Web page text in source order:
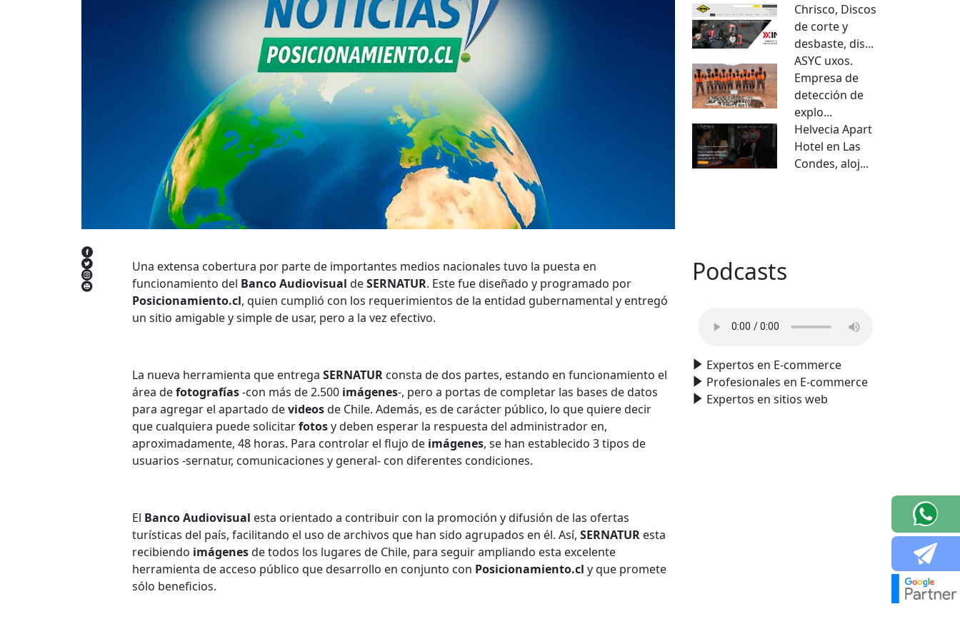
Una extensa cobertura por parte de importantes medios nacionales tuvo la puesta en
funcionamiento del Banco Audiovisual deSERNATUR. Este fue diseñado y programado por
Posicionamiento.cl, quien cumplió con los requerimientos de la entidad gubernamental y entregó
un sitio amigable y simple de usar, pero a la vez efectivo.
La nueva herramienta que entregaSERNATUR consta de dos partes, estando en funcionamiento el
área defotografías-con más de 2.500 imágenes-, pero a portas de completar las bases de datos
para agregar el apartado devideosde Chile. Además, es de carácter público, lo que quiere decir
que cualquiera puede solicitarfotosy deben esperar la respuesta del administrador en,
aproximadamente, 48 horas. Para controlar el flujo de imágenes, se han establecido 3 tipos de
usuarios -sernatur, comunicaciones y general- con diferentes condiciones.
El Banco Audiovisual esta orientado a contribuir con la promoción y difusión de las ofertas
turísticas del país, facilitando el uso de archivos que han sido agrupados en él. Así, SERNATUR esta
recibiendo imágenesde todos los lugares de Chile, para seguir ampliando esta excelente
herramienta de acceso público que desarrollo en conjunto con Posicionamiento.cl y que promete
sólo beneficios.
Chrisco, Discos
de corte y
desbaste, dis...
ASYC uxos.
Empresa de
detección de
explo...
Helvecia Apart
Hotel en Las
Condes, aloj...
Podcasts
Expertos en E-commerce
Profesionales en E-commerce
Expertos en sitios web